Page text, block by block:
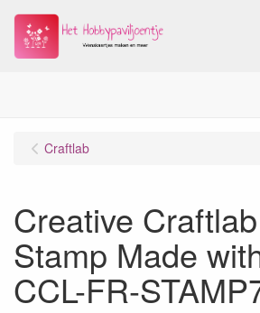
Craftlab
Creative
Stamp Made
CCL-FR-